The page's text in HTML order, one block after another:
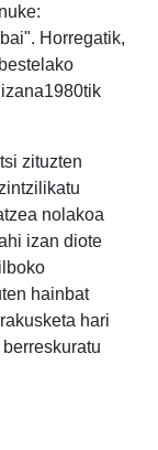
Horregatik,
zituzten
nolakoa
izan diote
hainbat
hari